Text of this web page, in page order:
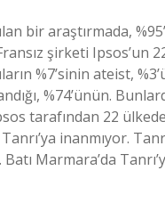
bir araştırmada,
şirketi
%7’sinin ateist,
%74’ünün.
tarafından 22
inanmıyor.
Marmara’da